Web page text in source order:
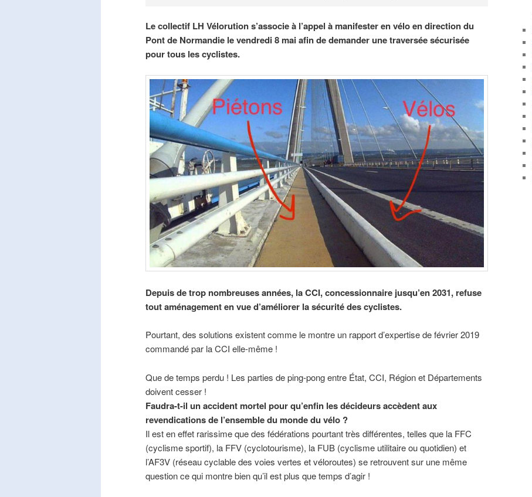
Le collectif LH Vélorution s’associe à l’appel à manifester en vélo en direction du
Pont de Normandie le vendredi 8 mai afin de demander une traversée sécurisée
pour tous les cyclistes.
Depuis de trop nombreuses années, la CCI, concessionnaire jusqu’en 2031, refuse
tout aménagement en vue d’améliorer la sécurité des cyclistes.
Pourtant, des solutions existent comme le montre un rapport d’expertise de février 2019
commandé par la CCI elle-même !
Que de temps perdu ! Les parties de ping-pong entre État, CCI, Région et Départements
doivent cesser !
Faudra-t-il un accident mortel pour qu’enfin les décideurs accèdent aux
revendications de l’ensemble du monde du vélo ?
Il est en effet rarissime que des fédérations pourtant très différentes, telles que la FFC
(cyclisme sportif), la FFV (cyclotourisme), la FUB (cyclisme utilitaire ou quotidien) et
l’AF3V (réseau cyclable des voies vertes et véloroutes) se retrouvent sur une même
question ce qui montre bien qu’il est plus que temps d’agir !